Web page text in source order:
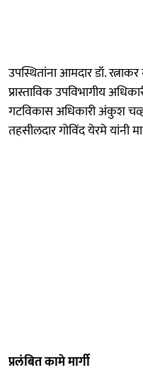
उपस्थितांना आमदार डॉ. रत्नाकर
प्रास्ताविक उपविभागीय
गटविकास अधिकारी अंकुश
तहसीलदार गोविंद येरमे यांनी
प्रलंबित कामे मार्गी